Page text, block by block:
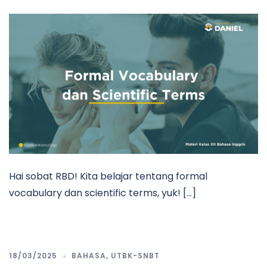
Hai sobat RBD! Kita belajar tentang formal
vocabulary dan scientific terms, yuk! […]
18/03/2025 BAHASA, UTBK-SNBT